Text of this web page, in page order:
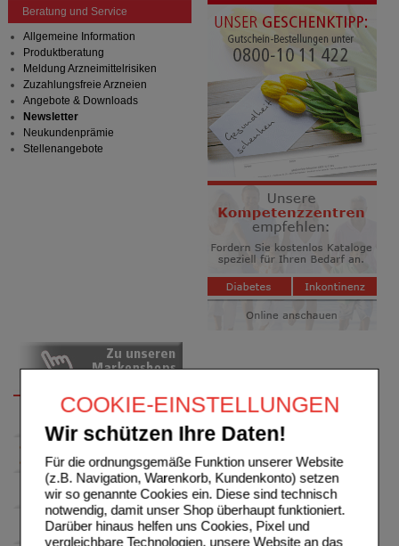
COOKIE-EINSTELLUNGEN
Wir schützen Ihre Daten!
Für die ordnungsgemäße Funktion unserer Website
(z.B. Navigation, Warenkorb, Kundenkonto) setzen
wir so genannte Cookies ein. Diese sind technisch
notwendig, damit unser Shop überhaupt funktioniert.
Darüber hinaus helfen uns Cookies, Pixel und
vergleichbare Technologien, unsere Website an das
Beratung und Service
Allgemeine Information
Produktberatung
Meldung Arzneimittelrisiken
Zuzahlungsfreie Arzneien
Angebote & Downloads
Newsletter
Neukundenprämie
Stellenangebote